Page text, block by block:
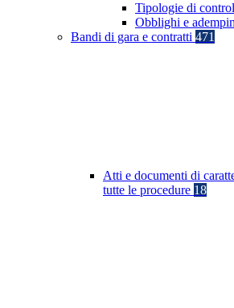
Tipologie di
Obblighi e
Bandi di gara e contratti 471
Atti e documenti di
tutte le procedure 18